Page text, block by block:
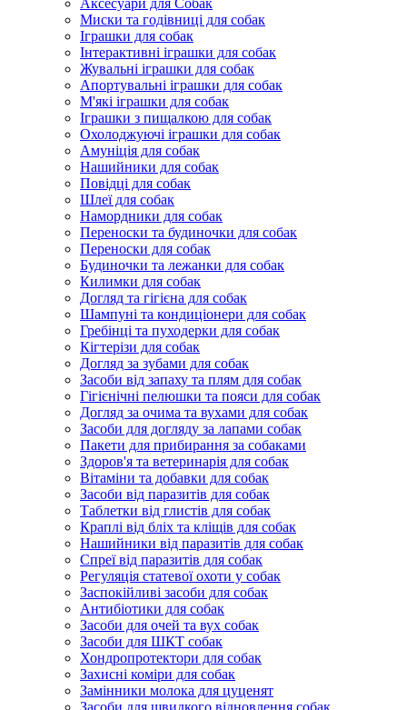
Аксесуари для Собак
Миски та годівниці для собак
Іграшки для собак
Інтерактивні іграшки для собак
Жувальні іграшки для собак
Апортувальні іграшки для собак
М'які іграшки для собак
Іграшки з пищалкою для собак
Охолоджуючі іграшки для собак
Амуніція для собак
Нашийники для собак
Повідці для собак
Шлеї для собак
Намордники для собак
Переноски та будиночки для собак
Переноски для собак
Будиночки та лежанки для собак
Килимки для собак
Догляд та гігієна для собак
Шампуні та кондиціонери для собак
Гребінці та пуходерки для собак
Кігтерізи для собак
Догляд за зубами для собак
Засоби від запаху та плям для собак
Гігієнічні пелюшки та пояси для собак
Догляд за очима та вухами для собак
Засоби для догляду за лапами собак
Пакети для прибирання за собаками
Здоров'я та ветеринарія для собак
Вітаміни та добавки для собак
Засоби від паразитів для собак
Таблетки від глистів для собак
Краплі від бліх та кліщів для собак
Нашийники від паразитів для собак
Спреї від паразитів для собак
Регуляція статевої охоти у собак
Заспокійливі засоби для собак
Антибіотики для собак
Засоби для очей та вух собак
Засоби для ШКТ собак
Хондропротектори для собак
Захисні коміри для собак
Замінники молока для цуценят
Засоби для швидкого відновлення собак